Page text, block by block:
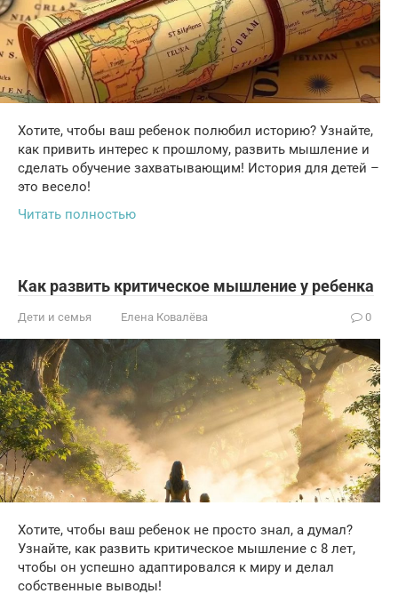
Хотите, чтобы ваш ребенок полюбил историю? Узнайте,
как привить интерес к прошлому, развить мышление и
сделать обучение захватывающим! История для детей –
это весело!
Читать полностью
Как развить критическое мышление у ребенка
Дети и семья Елена Ковалёва 0
Хотите, чтобы ваш ребенок не просто знал, а думал?
Узнайте, как развить критическое мышление с 8 лет,
чтобы он успешно адаптировался к миру и делал
собственные выводы!